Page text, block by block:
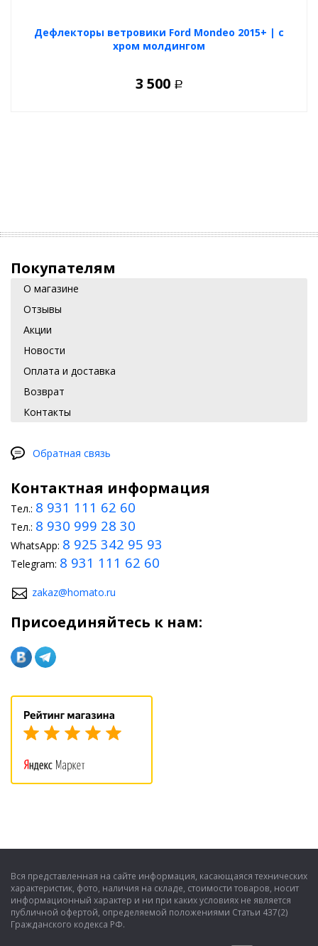
Дефлекторы ветровики Ford Mondeo 2015+ | с
хром молдингом
3 500 Р
Покупателям
О магазине
Отзывы
Акции
Новости
Оплата и доставка
Возврат
Контакты
Обратная связь
Контактная информация
Тел.: 8 931 111 62 60
Тел.: 8 930 999 28 30
WhatsApp: 8 925 342 95 93
Telegram: 8 931 111 62 60
zakaz@homato.ru
Присоединяйтесь к нам:
Вся представленная на сайте информация, касающаяся технических
характеристик, фото, наличия на складе, стоимости товаров, носит
информационный характер и ни при каких условиях не является
публичной офертой, определяемой положениями Статьи 437(2)
Гражданского кодекса РФ.